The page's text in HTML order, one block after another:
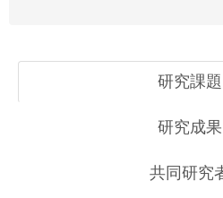
研究課題
研究成果
共同研究